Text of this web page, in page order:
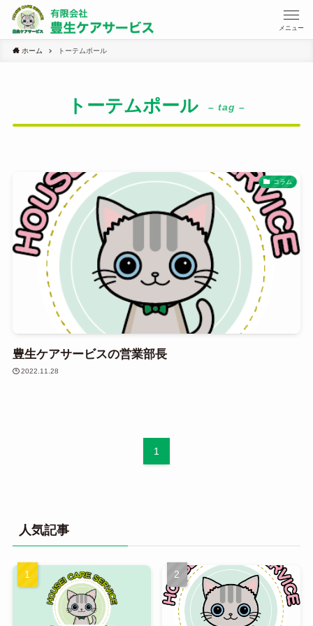
メニュー
ホーム トーテムポール
トーテムポール – tag –
コラム
豊生ケアサービスの営業部長
2022.11.28
1
人気記事